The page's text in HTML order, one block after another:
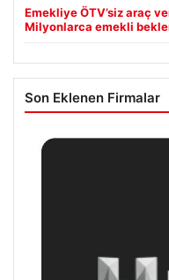
Emekliye ÖTV’siz araç
Milyonlarca emekli
Son Eklenen Firmalar